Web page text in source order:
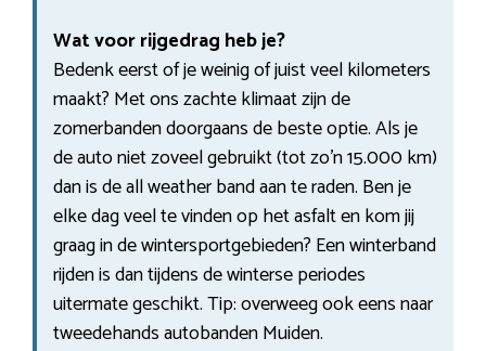
Wat voor rijgedrag heb je?
Bedenk eerst of je weinig of juist veel kilometers
maakt? Met ons zachte klimaat zijn de
zomerbanden doorgaans de beste optie. Als je
de auto niet zoveel gebruikt (tot zo’n 15.000 km)
dan is de all weather band aan te raden. Ben je
elke dag veel te vinden op het asfalt en kom jij
graag in de wintersportgebieden? Een winterband
rijden is dan tijdens de winterse periodes
uitermate geschikt. Tip: overweeg ook eens naar
tweedehands autobanden Muiden.